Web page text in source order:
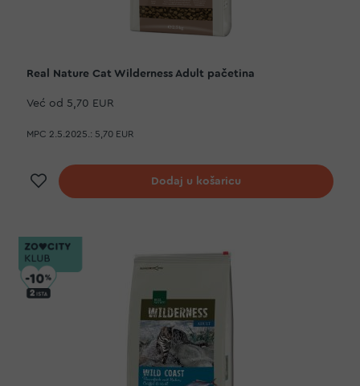
Real Nature Cat Wilderness Adult pačetina
Već od 5,70 EUR
MPC 2.5.2025.: 5,70 EUR
Dodaj na listu želja
Dodaj u košaricu